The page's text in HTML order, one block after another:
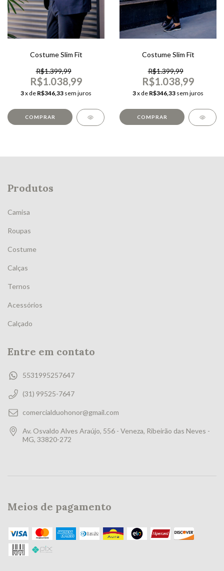
Costume Slim Fit
R$1.399,99
R$1.038,99
3x de R$346,33 sem juros
COMPRAR
Costume Slim Fit
R$1.399,99
R$1.038,99
3x de R$346,33 sem juros
COMPRAR
Produtos
Camisa
Roupas
Costume
Calças
Ternos
Acessórios
Calçado
Entre em contato
5531995257647
(31) 99525-7647
comercialduohonor@gmail.com
Av. Osvaldo Alves Araújo, 556 - Veneza, Ribeirão das Neves -
MG, 33820-272
Meios de pagamento